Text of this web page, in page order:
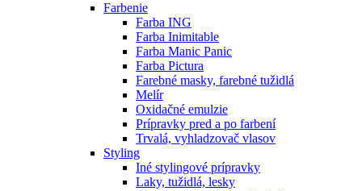
Farbenie
Farba ING
Farba Inimitable
Farba Manic Panic
Farba Pictura
Farebné masky, farebné tužidlá
Melír
Oxidačné emulzie
Prípravky pred a po farbení
Trvalá, vyhladzovač vlasov
Styling
Iné stylingové prípravky
Laky, tužidlá, lesky